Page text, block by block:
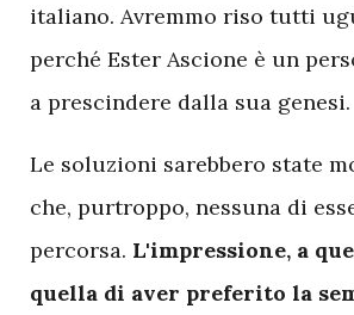
italiano. Avremmo riso tutti
perché Ester Ascione è un
a prescindere dalla sua genesi.
Le soluzioni sarebbero state
che, purtroppo, nessuna di
percorsa. L'impressione, a
quella di aver preferito la